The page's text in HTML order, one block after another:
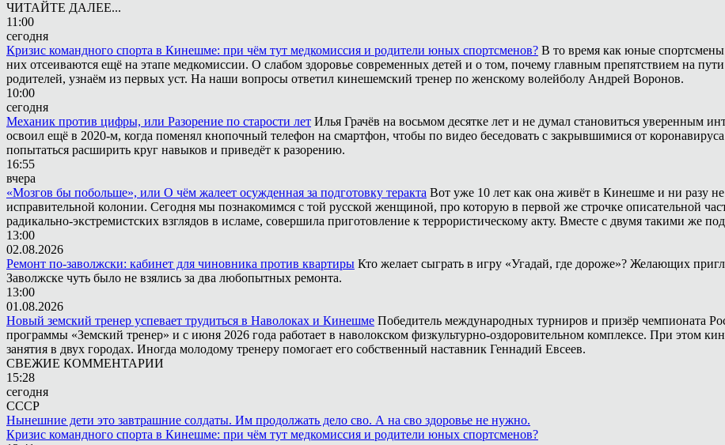
ЧИТАЙТЕ ДАЛЕЕ...
11:00
сегодня
Кризис командного спорта в Кинешме: при чём тут медкомиссия и родители юных спортсменов? В то время как юные спортсмены
них отсеиваются ещё на этапе медкомиссии. О слабом здоровье современных детей и о том, почему главным препятствием на
родителей, узнаём из первых уст. На наши вопросы ответил кинешемский тренер по женскому волейболу Андрей Воронов.
10:00
сегодня
Механик против цифры, или Разорение по старости лет Илья Грачёв на восьмом десятке лет и не думал становиться уверенным
освоил ещё в 2020-м, когда поменял кнопочный телефон на смартфон, чтобы по видео беседовать с закрывшимися от
попытаться расширить круг навыков и приведёт к разорению.
16:55
вчера
«Мозгов бы побольше», или О чём жалеет осужденная за подготовку теракта Вот уже 10 лет как она живёт в Кинешме и ни разу
исправительной колонии. Сегодня мы познакомимся с той русской женщиной, про которую в первой же строчке описательной
радикально-экстремистских взглядов в исламе, совершила приготовление к террористическому акту. Вместе с двумя такими же
13:00
02.08.2026
Ремонт по-заволжски: кабинет для чиновника против квартиры Кто желает сыграть в игру «Угадай, где дороже»? Желающих
Заволжске чуть было не взялись за два любопытных ремонта.
13:00
01.08.2026
Новый земский тренер успевает трудиться в Наволоках и Кинешме Победитель международных турниров и призёр чемпионата
программы «Земский тренер» и с июня 2026 года работает в наволокском физкультурно-оздоровительном комплексе. При этом
занятия в двух городах. Иногда молодому тренеру помогает его собственный наставник Геннадий Евсеев.
СВЕЖИЕ КОММЕНТАРИИ
15:28
сегодня
СССР
Нынешние дети это завтрашние солдаты. Им продолжать дело сво. А на сво здоровье не нужно.
Кризис командного спорта в Кинешме: при чём тут медкомиссия и родители юных спортсменов?